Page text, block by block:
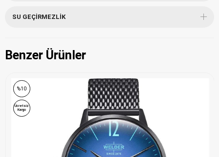
SU GEÇIRMEZLIK
Benzer Ürünler
%10
Ücretsiz
Kargo